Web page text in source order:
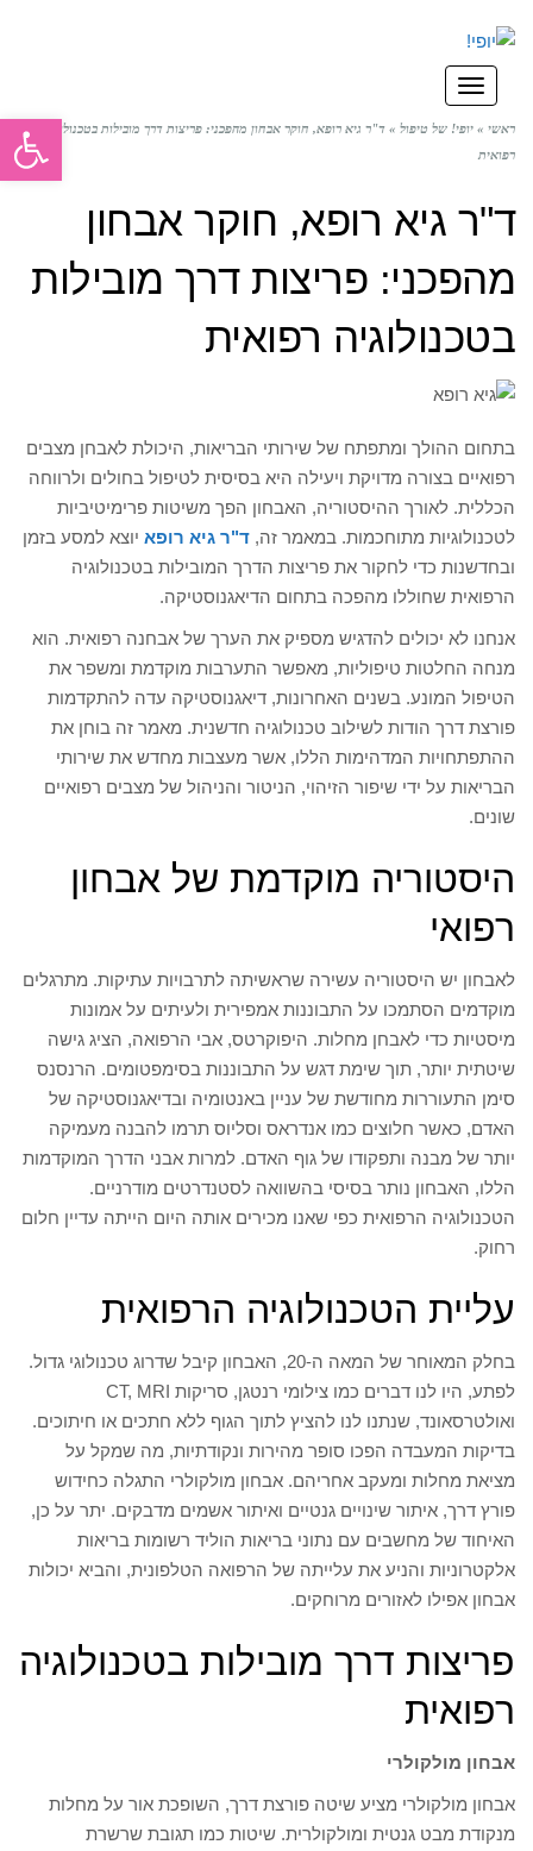
תפריט
ראשי » יופי! של טיפול » ד"ר גיא רופא, חוקר אבחון מהפכני: פריצות דרך מובילות בטכנולוגיה
רפואית
ד"ר גיא רופא, חוקר אבחון
מהפכני: פריצות דרך מובילות
בטכנולוגיה רפואית
בתחום ההולך ומתפתח של שירותי הבריאות, היכולת לאבחן מצבים
רפואיים בצורה מדויקת ויעילה היא בסיסית לטיפול בחולים ולרווחה
הכללית. לאורך ההיסטוריה, האבחון הפך משיטות פרימיטיביות
לטכנולוגיות מתוחכמות. במאמר זה, ד"ר גיא רופא יוצא למסע בזמן
ובחדשנות כדי לחקור את פריצות הדרך המובילות בטכנולוגיה
הרפואית שחוללו מהפכה בתחום הדיאגנוסטיקה.
אנחנו לא יכולים להדגיש מספיק את הערך של אבחנה רפואית. הוא
מנחה החלטות טיפוליות, מאפשר התערבות מוקדמת ומשפר את
הטיפול המונע. בשנים האחרונות, דיאגנוסטיקה עדה להתקדמות
פורצת דרך הודות לשילוב טכנולוגיה חדשנית. מאמר זה בוחן את
ההתפתחויות המדהימות הללו, אשר מעצבות מחדש את שירותי
הבריאות על ידי שיפור הזיהוי, הניטור והניהול של מצבים רפואיים
שונים.
היסטוריה מוקדמת של אבחון
רפואי
לאבחון יש היסטוריה עשירה שראשיתה לתרבויות עתיקות. מתרגלים
מוקדמים הסתמכו על התבוננות אמפירית ולעיתים על אמונות
מיסטיות כדי לאבחן מחלות. היפוקרטס, אבי הרפואה, הציג גישה
שיטתית יותר, תוך שימת דגש על התבוננות בסימפטומים. הרנסנס
סימן התעוררות מחודשת של עניין באנטומיה ובדיאגנוסטיקה של
האדם, כאשר חלוצים כמו אנדראס וסליוס תרמו להבנה מעמיקה
יותר של מבנה ותפקודו של גוף האדם. למרות אבני הדרך המוקדמות
הללו, האבחון נותר בסיסי בהשוואה לסטנדרטים מודרניים.
הטכנולוגיה הרפואית כפי שאנו מכירים אותה היום הייתה עדיין חלום
רחוק.
עליית הטכנולוגיה הרפואית
בחלק המאוחר של המאה ה-20, האבחון קיבל שדרוג טכנולוגי גדול.
לפתע, היו לנו דברים כמו צילומי רנטגן, סריקות CT, MRI
ואולטרסאונד, שנתנו לנו להציץ לתוך הגוף ללא חתכים או חיתוכים.
בדיקות המעבדה הפכו סופר מהירות ונקודתיות, מה שמקל על
מציאת מחלות ומעקב אחריהם. אבחון מולקולרי התגלה כחידוש
פורץ דרך, איתור שינויים גנטיים ואיתור אשמים מדבקים. יתר על כן,
האיחוד של מחשבים עם נתוני בריאות הוליד רשומות בריאות
אלקטרוניות והניע את עלייתה של הרפואה הטלפונית, והביא יכולות
אבחון אפילו לאזורים מרוחקים.
פריצות דרך מובילות בטכנולוגיה
רפואית
אבחון מולקולרי
אבחון מולקולרי מציע שיטה פורצת דרך, השופכת אור על מחלות
מנקודת מבט גנטית ומולקולרית. שיטות כמו תגובת שרשרת
פתח